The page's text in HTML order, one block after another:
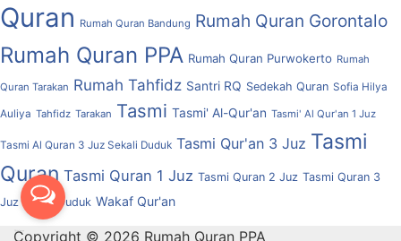
Quran Rumah Quran Bandung Rumah Quran Gorontalo
Rumah Quran PPA Rumah Quran Purwokerto Rumah
Quran Tarakan Rumah Tahfidz Santri RQ Sedekah Quran Sofia Hilya
Auliya Tahfidz Tarakan Tasmi Tasmi' Al-Qur'an Tasmi' Al Qur'an 1 Juz
Tasmi Al Quran 3 Juz Sekali Duduk Tasmi Qur'an 3 Juz Tasmi
Quran Tasmi Quran 1 Juz Tasmi Quran 2 Juz Tasmi Quran 3
Juz Sekali Duduk Wakaf Qur'an
Copyright © 2026 Rumah Quran PPA